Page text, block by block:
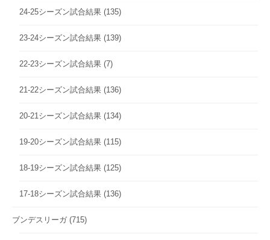
24-25シーズン試合結果 (135)
23-24シーズン試合結果 (139)
22-23シーズン試合結果 (7)
21-22シーズン試合結果 (136)
20-21シーズン試合結果 (134)
19-20シーズン試合結果 (115)
18-19シーズン試合結果 (125)
17-18シーズン試合結果 (136)
ブンデスリーガ (715)